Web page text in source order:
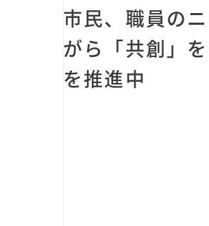
DX
カスタマーサクセ
UI/UX
ユニテックシス
市民、職員の
がら「共創」
を推進中